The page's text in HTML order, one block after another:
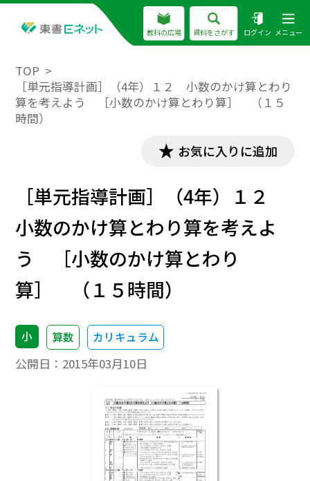
教科の広場 資料をさがす ログイン メニュー
TOP
［単元指導計画］（4年）１２ 小数のかけ算とわり
算を考えよう ［小数のかけ算とわり算］ （１５
時間）
お気に入りに追加
［単元指導計画］（4年）１２
小数のかけ算とわり算を考えよ
う ［小数のかけ算とわり
算］ （１５時間）
小 算数 カリキュラム
公開日： 2015年03月10日